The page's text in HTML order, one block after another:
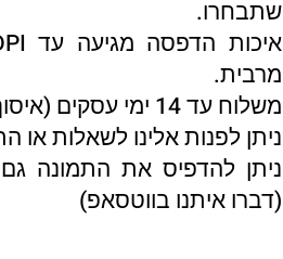
שתבחרו.
מרבית.
משלוח עד 14 ימי עסקים (איסוף עצמי 3 ימי עסקים).
ניתן לפנות אלינו לשאלות או
ניתן להדפיס את התמונה
(דברו איתנו בווטסאפ)